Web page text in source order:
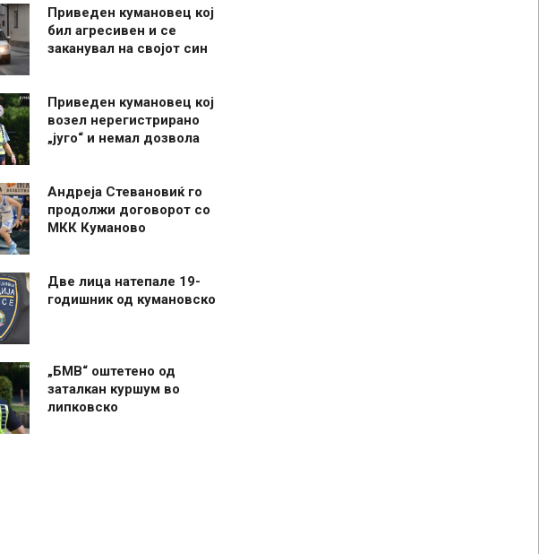
Приведен кумановец кој
бил агресивен и се
заканувал на својот син
Приведен кумановец кој
возел нерегистрирано
„југо“ и немал дозвола
Андреја Стевановиќ го
продолжи договорот со
МКК Куманово
Две лица натепале 19-
годишник од кумановско
„БМВ“ оштетено од
заталкан куршум во
липковско